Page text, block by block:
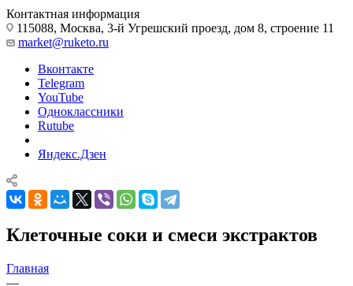
Контактная информация
115088, Москва, 3-й Угрешский проезд, дом 8, строение 11
market@ruketo.ru
Вконтакте
Telegram
YouTube
Одноклассники
Rutube
Яндекс.Дзен
Клеточные соки и смеси экстрактов
Главная
—